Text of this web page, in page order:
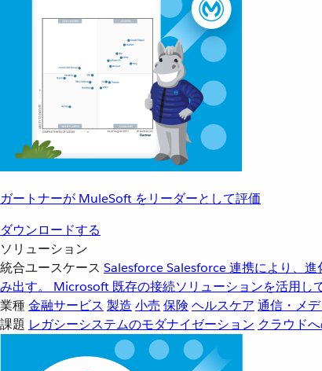
ガートナーが MuleSoft をリーダーとして評価
ダウンロードする
ソリューション
統合ユースケース SalesforceSalesforce 連携により、
み出す。
Microsoft 既存の接続ソリューションを活用し
業種金融サービス 製造 小売 保険 ヘルスケア 通信・メ
課題 レガシーシステムのモダナイゼーション クラウド